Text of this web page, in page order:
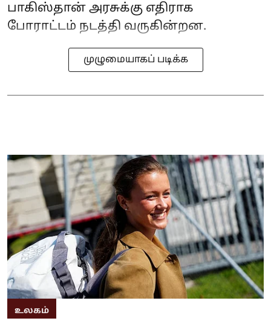
பாகிஸ்தான் அரசுக்கு எதிராக
போராட்டம் நடத்தி வருகின்றன.
முழுமையாகப் படிக்க
உலகம்